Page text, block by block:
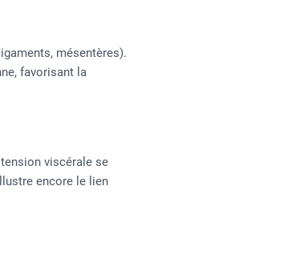
mésentères).
favorisant la
viscérale se
encore le lien